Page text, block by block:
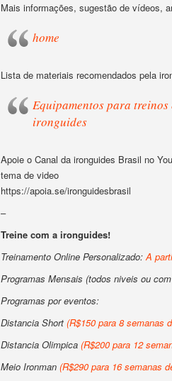
Mais informações, sugestão de vídeos,
home
Lista de materiais recomendados pela
Equipamentos para
ironguides
Apoie o Canal da ironguides Brasil no
tema de video
https://apoia.se/ironguidesbrasil
–
Treine com a ironguides!
Treinamento Online Personalizado:A
Programas Mensais (todos niveis ou
Programas por eventos:
Distancia Short (R$150 para 8 semanas
Distancia Olimpica (R$200 para 12
Meio Ironman (R$290 para 16 semanas